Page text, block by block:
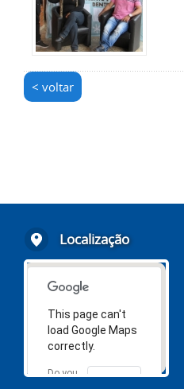
< voltar
Localização
This page can't
load Google Maps
correctly.
Do you
OK